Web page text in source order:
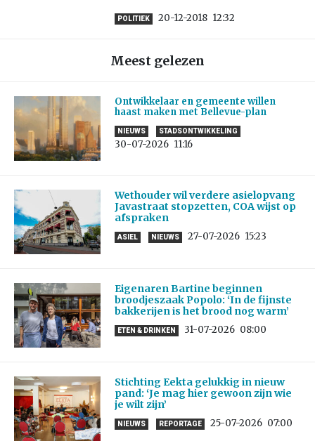
POLITIEK 20-12-2018 12:32
Meest gelezen
Ontwikkelaar en gemeente willen
haast maken met Bellevue-plan
NIEUWS STADSONTWIKKELING
30-07-2026 11:16
Wethouder wil verdere asielopvang
Javastraat stopzetten, COA wijst op
afspraken
ASIEL NIEUWS 27-07-2026 15:23
Eigenaren Bartine beginnen
broodjeszaak Popolo: ‘In de fijnste
bakkerijen is het brood nog warm’
ETEN & DRINKEN 31-07-2026 08:00
Stichting Eekta gelukkig in nieuw
pand: ‘Je mag hier gewoon zijn wie
je wilt zijn’
NIEUWS REPORTAGE 25-07-2026 07:00